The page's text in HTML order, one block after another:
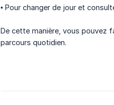
• Pour changer de jour et
De cette manière, vous pouvez
parcours quotidien.